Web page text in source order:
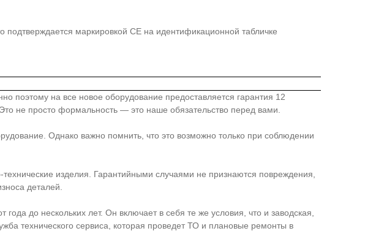
подтверждается маркировкой СЕ на идентификационной табличке
поэтому на все новое оборудование предоставляется гарантия 12
не просто формальность — это наше обязательство перед вами.
Однако важно помнить, что это возможно только при соблюдении
изделия. Гарантийными случаями не признаются повреждения,
деталей.
до нескольких лет. Он включает в себя те же условия, что и заводская,
технического сервиса, которая проведет ТО и плановые ремонты в